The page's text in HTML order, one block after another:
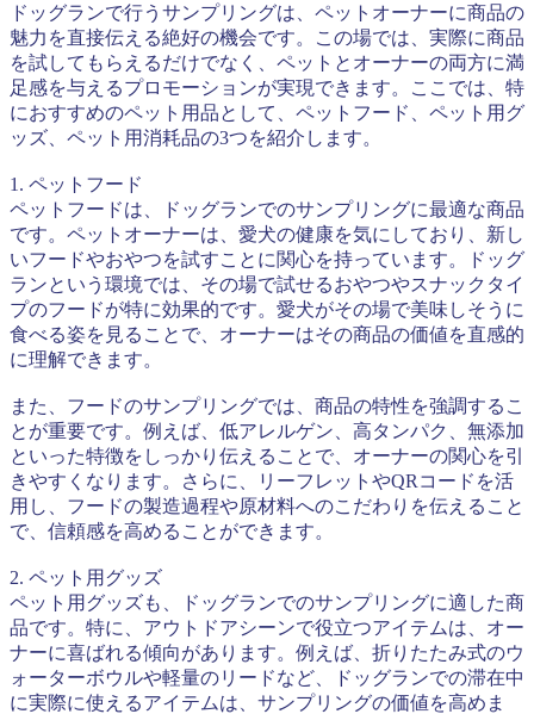
ドッグランで行うサンプリングは、ペットオーナーに商品の
魅力を直接伝える絶好の機会です。この場では、実際に商品
を試してもらえるだけでなく、ペットとオーナーの両方に満
足感を与えるプロモーションが実現できます。ここでは、特
におすすめのペット用品として、ペットフード、ペット用グ
ッズ、ペット用消耗品の3つを紹介します。
1. ペットフード
ペットフードは、ドッグランでのサンプリングに最適な商品
です。ペットオーナーは、愛犬の健康を気にしており、新し
いフードやおやつを試すことに関心を持っています。ドッグ
ランという環境では、その場で試せるおやつやスナックタイ
プのフードが特に効果的です。愛犬がその場で美味しそうに
食べる姿を見ることで、オーナーはその商品の価値を直感的
に理解できます。
また、フードのサンプリングでは、商品の特性を強調するこ
とが重要です。例えば、低アレルゲン、高タンパク、無添加
といった特徴をしっかり伝えることで、オーナーの関心を引
きやすくなります。さらに、リーフレットやQRコードを活
用し、フードの製造過程や原材料へのこだわりを伝えること
で、信頼感を高めることができます。
2. ペット用グッズ
ペット用グッズも、ドッグランでのサンプリングに適した商
品です。特に、アウトドアシーンで役立つアイテムは、オー
ナーに喜ばれる傾向があります。例えば、折りたたみ式のウ
ォーターボウルや軽量のリードなど、ドッグランでの滞在中
に実際に使えるアイテムは、サンプリングの価値を高めま